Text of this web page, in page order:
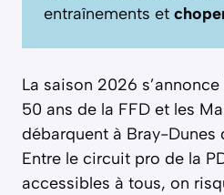
entraînements et
La saison 2026
50 ans de la FFD et les
débarquent à Bray-Dunes
Entre le circuit pro de la
accessibles à tous, on